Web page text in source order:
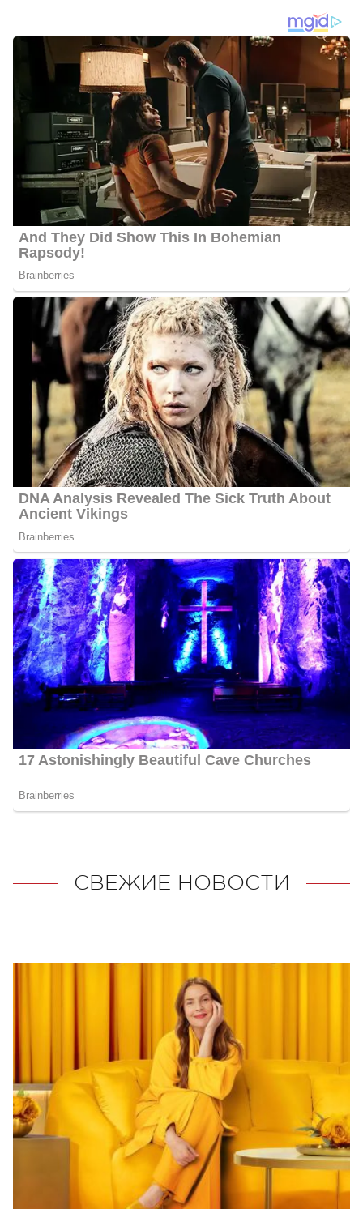
СВЕЖИЕ НОВОСТИ